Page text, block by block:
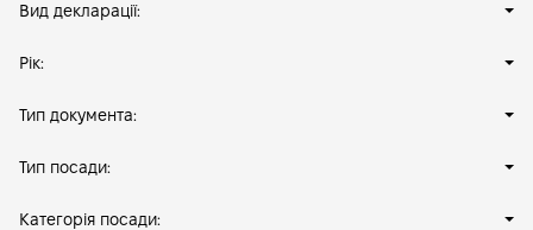
Вид декларації:
Рік:
Тип документа:
Тип посади:
Категорія посади: